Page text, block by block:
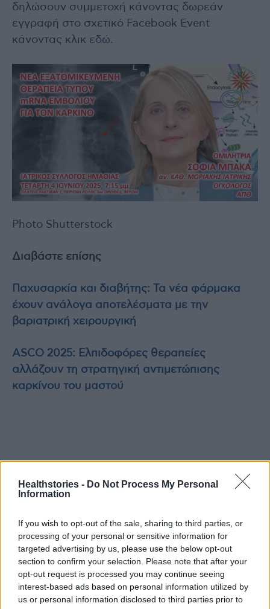
Healthstories - Do Not Process My Personal
Information
If you wish to opt-out of the sale, sharing to third parties, or
processing of your personal or sensitive information for
targeted advertising by us, please use the below opt-out
section to confirm your selection. Please note that after your
opt-out request is processed you may continue seeing
interest-based ads based on personal information utilized by
us or personal information disclosed to third parties prior to
δηλώσουν συμμετοχή κάνοντας δωρεάν
εγγραφή στο σχετικό Facebook Event
κάνοντας κλικ εδώ.
Photo Shutterstock
Διαβάστε επίσης
Παχυσαρκία και διαβήτης: Τα νέα φάρμακα
έχουν ανάλογα αποτελέσματα με την
βαριατρική χειρουργική
ASCO 2025: Ελπιδοφόρες θεραπείες
αλλάζουν τη στρατηγική αντιμετώπισης
καρκίνου του μαστού
τύπου mRNA
healthstories